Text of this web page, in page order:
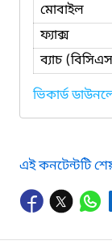
মোবাইল
ফ্যাক্স
ব্যাচ
ভিকার্ড
এই কনটেন্টটি